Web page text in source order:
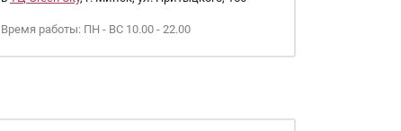
Время работы: ПН - ВС 10.00 - 22.00